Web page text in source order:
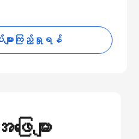
ားကြည့်ရှုရန်
ြေများ